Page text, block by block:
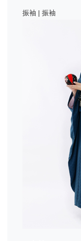
振袖 | 振袖